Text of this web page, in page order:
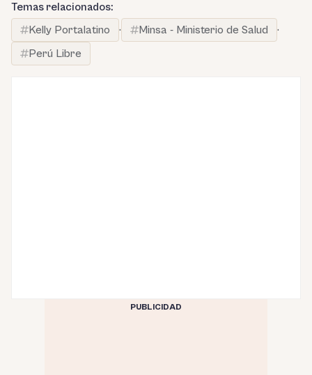
Temas relacionados:
Kelly Portalatino
· Minsa - Ministerio de Salud
·
Perú Libre
PUBLICIDAD